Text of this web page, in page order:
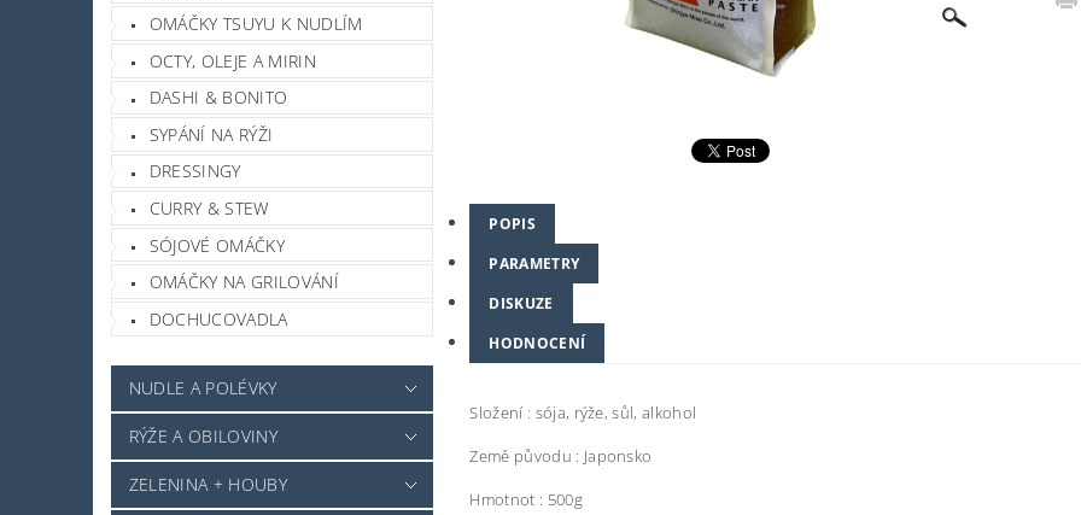
OMÁČKY TSUYU K NUDLÍM
OCTY, OLEJE A MIRIN
DASHI & BONITO
SYPÁNÍ NA RÝŽI
DRESSINGY
CURRY & STEW
SÓJOVÉ OMÁČKY
OMÁČKY NA GRILOVÁNÍ
DOCHUCOVADLA
NUDLE A POLÉVKY
RÝŽE A OBILOVINY
ZELENINA + HOUBY
POPIS
PARAMETRY
DISKUZE
HODNOCENÍ
Složení : sója, rýže, sůl, alkohol
Země původu : Japonsko
Hmotnot : 500g